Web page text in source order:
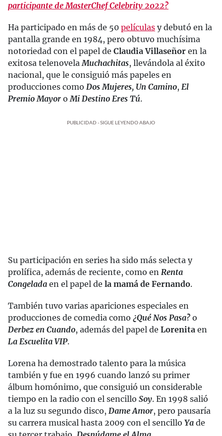
participante de MasterChef Celebrity 2022?
Ha participado en más de 50 películas y debutó en la
pantalla grande en 1984, pero obtuvo muchísima
notoriedad con el papel de Claudia Villaseñor en la
exitosa telenovelaMuchachitas, llevándola al éxito
nacional, que le consiguió más papeles en
producciones como Dos Mujeres, Un Camino, El
Premio Mayor o Mi Destino Eres Tú.
PUBLICIDAD - SIGUE LEYENDO ABAJO
Su participación en series ha sido más selecta y
prolífica, además de reciente, como en Renta
Congelada en el papel de la mamá de Fernando.
También tuvo varias apariciones especiales en
producciones de comedia como ¿Qué Nos Pasa? o
Derbez en Cuando, además del papel de Lorenita en
La Escuelita VIP.
Lorena ha demostrado talento para la música
también y fue en 1996 cuando lanzó su primer
álbum homónimo, que consiguió un considerable
tiempo en la radio con el sencillo Soy. En 1998 salió
a la luz su segundo disco, Dame Amor, pero pausaría
su carrera musical hasta 2009 con el sencillo Ya de